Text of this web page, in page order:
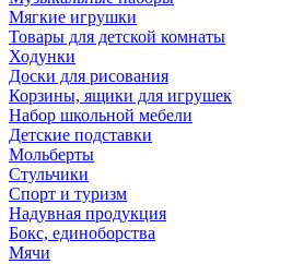
Мягкие игрушки
Товары для детской комнаты
Ходунки
Доски для рисования
Корзины, ящики для игрушек
Набор школьной мебели
Детские подставки
Мольберты
Стульчики
Спорт и туризм
Надувная продукция
Бокс, единоборства
Мячи